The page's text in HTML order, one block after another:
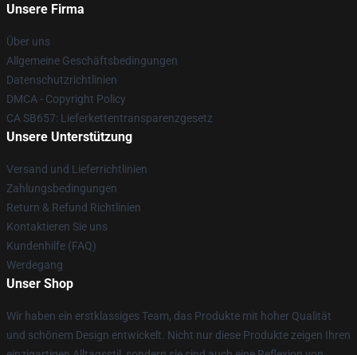
Unsere Firma
Über uns
Allgemeine Geschäftsbedingungen
Datenschutzrichtlinien
DMCA - Copyright Policy
CA SB657: Lieferkettentransparenzgesetz
Unsere Unterstützung
Versand und Lieferrichtlinien
Zahlungsbedingungen
Return & Refund Richtlinien
Kontaktieren Sie uns
Kundenhilfe (FAQ)
Werdegang
Unser Shop
Wir haben ein erstklassiges Team, das Produkte mit hoher Qualität
und schönem Design entwickelt. Nicht nur diese Produkte zeigen Ihren